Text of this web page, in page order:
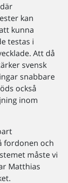
kan
kunna
testas i
Att då
svensk
snabbare
också
inom
fordonen och
måste vi
Matthias